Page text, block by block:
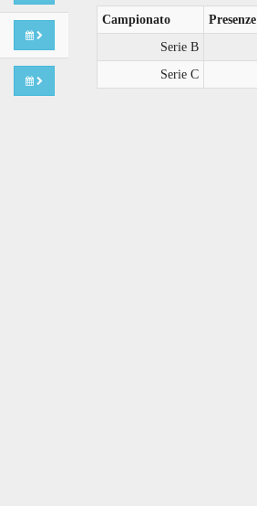
Campionato Presenze
Serie B
Serie C